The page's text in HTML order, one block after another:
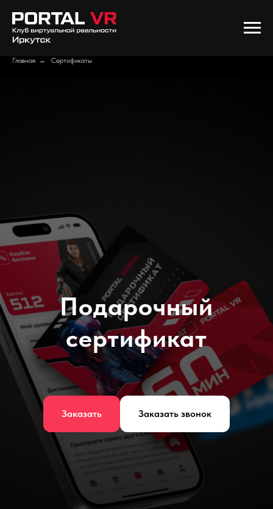
Главная → Сертификаты
Подарочный
сертификат
Заказать Заказать звонок